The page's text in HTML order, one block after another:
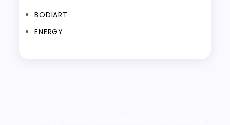
BODIART
ENERGY